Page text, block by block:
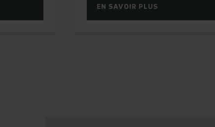
EN SAVOIR PLUS